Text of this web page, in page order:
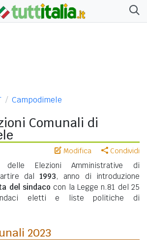
Campodimele
Comunali di
Modifica Condividi
delle Elezioni Amministrative di
dal1993, anno di introduzione
del sindaco con la Legge n.81 del 25
eletti e liste politiche di
2023